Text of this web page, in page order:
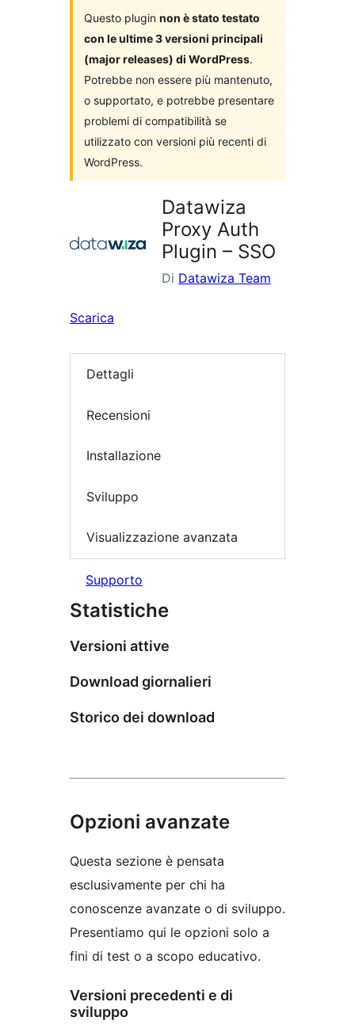
Questo plugin non è stato testato
con le ultime 3 versioni principali
(major releases) di WordPress.
Potrebbe non essere più mantenuto,
o supportato, e potrebbe presentare
problemi di compatibilità se
utilizzato con versioni più recenti di
WordPress.
Datawiza
Proxy Auth
Plugin – SSO
Di Datawiza Team
Scarica
Dettagli
Recensioni
Installazione
Sviluppo
Visualizzazione avanzata
Supporto
Statistiche
Versioni attive
Download giornalieri
Storico dei download
Opzioni avanzate
Questa sezione è pensata
esclusivamente per chi ha
conoscenze avanzate o di sviluppo.
Presentiamo qui le opzioni solo a
fini di test o a scopo educativo.
Versioni precedenti e di
sviluppo